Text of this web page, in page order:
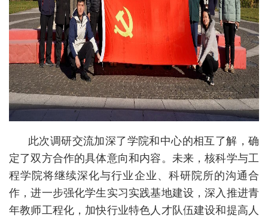
此次调研交流加深了学院和中心的相互了解，确
定了双方合作的具体意向和内容。未来，核科学与工
程学院将继续深化与行业企业、科研院所的沟通合
作，进一步强化学生实习实践基地建设，深入推进青
年教师工程化，加快行业特色人才队伍建设和提高人